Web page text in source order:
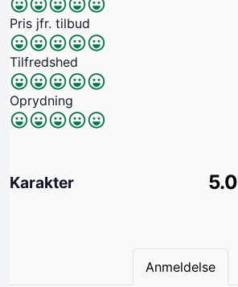
Pris jfr. tilbud
Tilfredshed
Oprydning
Karakter 5.0
Anmeldelse